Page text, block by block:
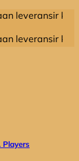
olahan
olahan